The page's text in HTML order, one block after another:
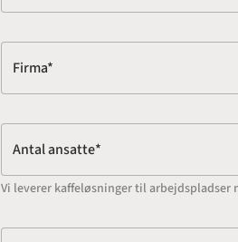
Firma*
Antal ansatte*
Vi leverer kaffeløsninger til